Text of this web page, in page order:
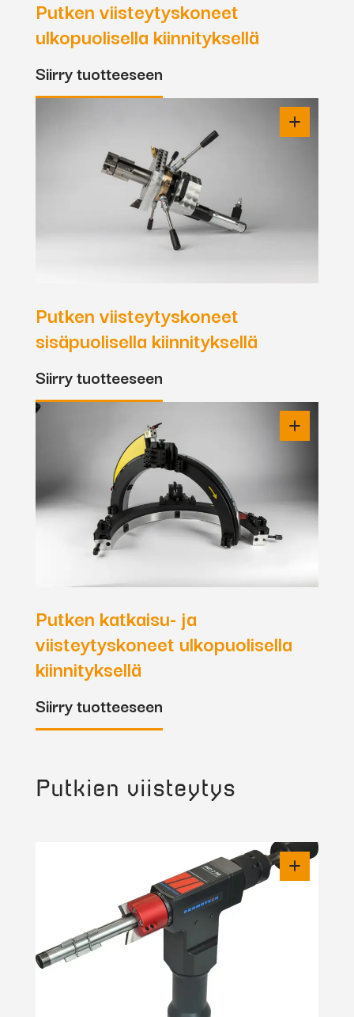
Putken viisteytyskoneet
ulkopuolisella kiinnityksellä
Siirry tuotteeseen
Putken viisteytyskoneet
sisäpuolisella kiinnityksellä
Siirry tuotteeseen
Putken katkaisu- ja
viisteytyskoneet ulkopuolisella
kiinnityksellä
Siirry tuotteeseen
Putkien viisteytys